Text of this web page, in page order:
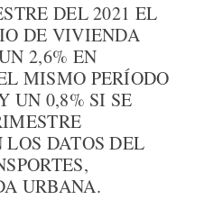
DEL 2021 EL
DE VIVIENDA
2,6% EN
MISMO PERÍODO
UN 0,8% SI SE
LOS DATOS DEL
URBANA.